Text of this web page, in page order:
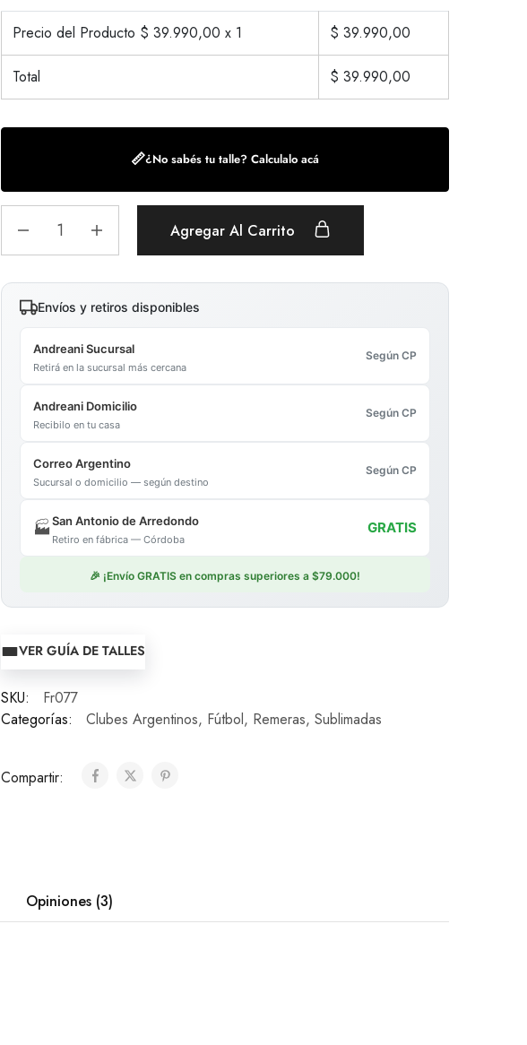
Precio del Producto $ 39.990,00 x 1 $ 39.990,00
Total $ 39.990,00
📏¿No sabés tu talle? Calculalo acá
Agregar Al Carrito
Envíos y retiros disponibles
Andreani Sucursal
Retirá en la sucursal más cercana
Según CP
Andreani Domicilio
Recibilo en tu casa
Según CP
Correo Argentino
Sucursal o domicilio — según destino
Según CP
🏭San Antonio de Arredondo
Retiro en fábrica — Córdoba
GRATIS
🎉 ¡Envío GRATIS en compras superiores a $79.000!
VER GUÍA DE TALLES
SKU:
Fr077
Categorías:
Clubes Argentinos, Fútbol, Remeras, Sublimadas
Compartir:
Opiniones (3)